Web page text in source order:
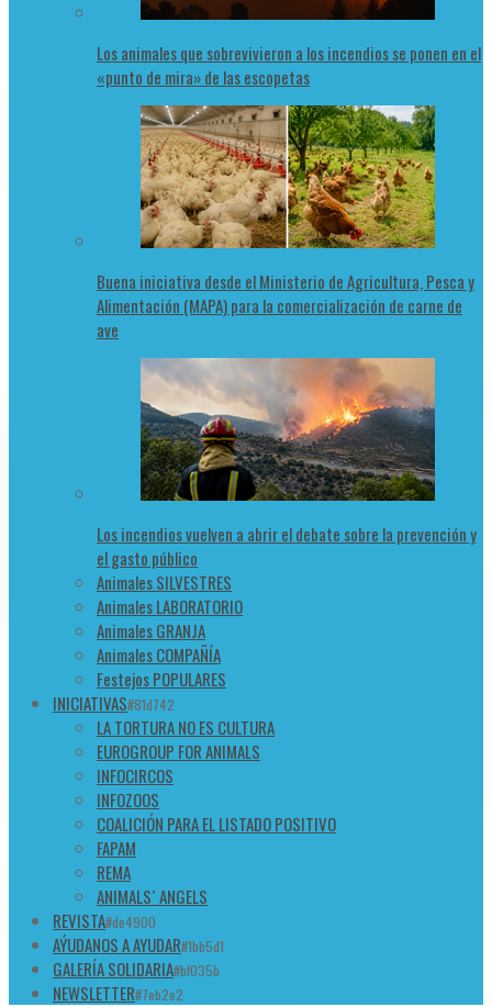
Los animales que sobrevivieron a los incendios se ponen en el
«punto de mira» de las escopetas
Buena iniciativa desde el Ministerio de Agricultura, Pesca y
Alimentación (MAPA) para la comercialización de carne de
ave
Los incendios vuelven a abrir el debate sobre la prevención y
el gasto público
Animales SILVESTRES
Animales LABORATORIO
Animales GRANJA
Animales COMPAÑÍA
Festejos POPULARES
INICIATIVAS#81d742
LA TORTURA NO ES CULTURA
EUROGROUP FOR ANIMALS
INFOCIRCOS
INFOZOOS
COALICIÓN PARA EL LISTADO POSITIVO
FAPAM
REMA
ANIMALS´ ANGELS
REVISTA#de4900
AÝUDANOS A AYUDAR#1bb5d1
GALERÍA SOLIDARIA#bf035b
NEWSLETTER#7eb2e2